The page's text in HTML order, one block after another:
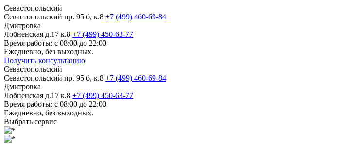
Севастопольский
Севастопольский пр. 95 б, к.8 +7 (499) 460-69-84
Дмитровка
Лобненская д.17 к.8 +7 (499) 450-63-77
Время работы: с 08:00 до 22:00
Ежедневно, без выходных.
Получить консультацию
Севастопольский
Севастопольский пр. 95 б, к.8 +7 (499) 460-69-84
Дмитровка
Лобненская д.17 к.8 +7 (499) 450-63-77
Время работы: с 08:00 до 22:00
Ежедневно, без выходных.
Выбрать сервис